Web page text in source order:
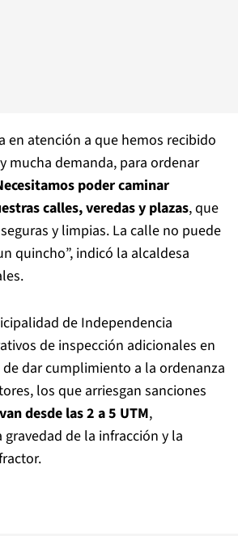
en atención a que hemos recibido
mucha demanda, para ordenar
poder caminar
calles, veredas y plazas, que
y limpias. La calle no puede
quincho”, indicó la alcaldesa
de Independencia
de inspección adicionales en
dar cumplimiento a la ordenanza
los que arriesgan sanciones
desde las 2 a 5 UTM,
de la infracción y la